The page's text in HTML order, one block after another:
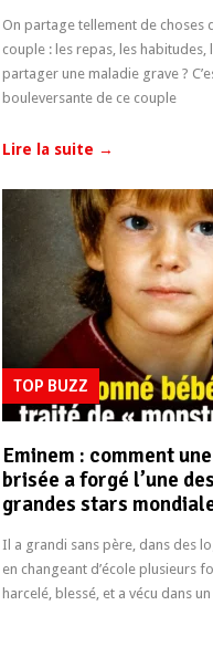
On partage tellement de choses
couple : les repas, les
partager une maladie grave ?
bouleversante de ce couple
Lire la suite →
TOP BUZZ
Eminem : comment
brisée a forgé l’une
grandes stars
Il a grandi sans père, dans des
en changeant d’école plusieurs
harcelé, blessé, et a vécu dans